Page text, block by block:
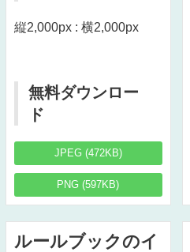
縦2,000px : 横2,000px
無料ダウンロー
ド
JPEG (472KB)
PNG (597KB)
ルールブックのイ